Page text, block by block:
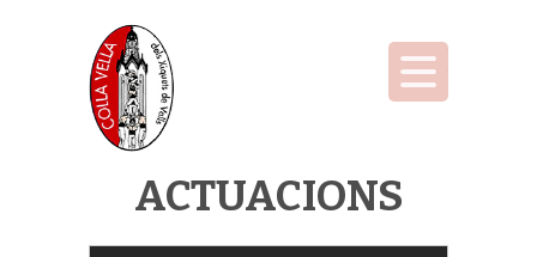
ACTUACIONS